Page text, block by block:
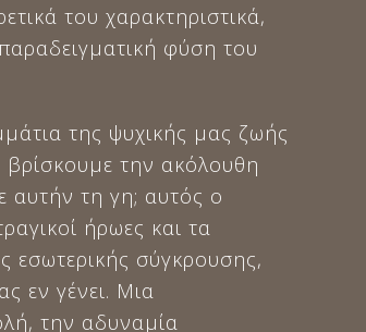
του χαρακτηριστικά,
φύση του
της ψυχικής μας ζωής
βρίσκουμε την ακόλουθη
αυτήν τη γη; αυτός ο
ήρωες και τα
εσωτερικής σύγκρουσης,
εν γένει. Μια
την αδυναμία